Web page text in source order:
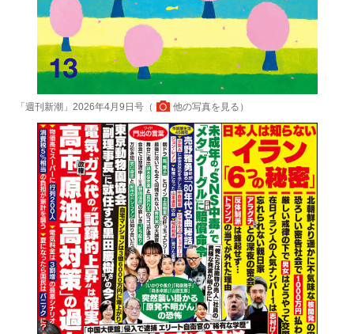
「週刊新潮」2026年4月9日号（ 他の写真を見る ）